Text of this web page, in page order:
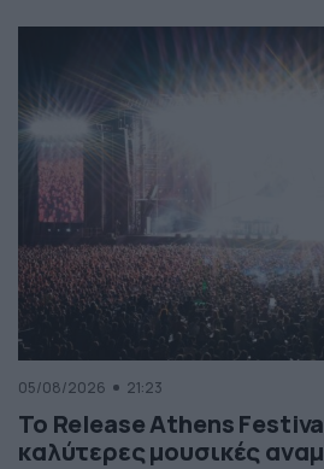
05/08/2026 21:23
Το Release Athens
καλύτερες μουσικές